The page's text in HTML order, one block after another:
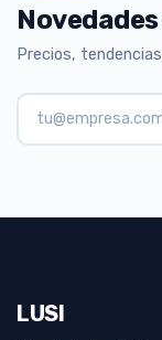
Precios,
LUSI